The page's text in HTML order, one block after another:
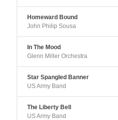
Homeward Bound
John Philip Sousa
In The Mood
Glenn Miller Orchestra
Star Spangled Banner
US Army Band
The Liberty Bell
US Army Band